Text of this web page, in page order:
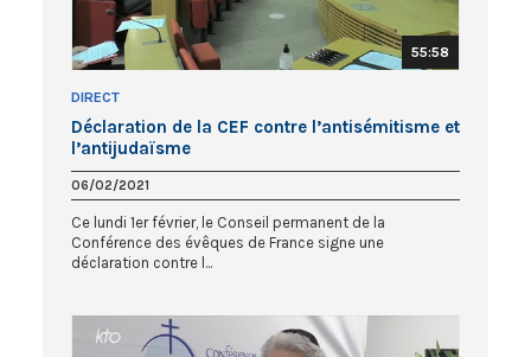
55:58
DIRECT
Déclaration de la CEF contre l’antisémitisme et
l’antijudaïsme
06/02/2021
Ce lundi 1er février, le Conseil permanent de la
Conférence des évêques de France signe une
déclaration contre l...